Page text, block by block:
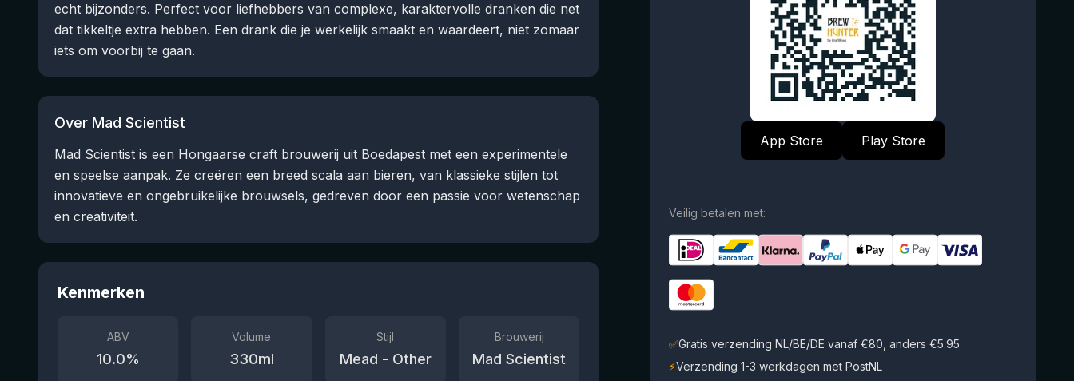
echt bijzonders. Perfect voor liefhebbers van complexe, karaktervolle dranken die net
dat tikkeltje extra hebben. Een drank die je werkelijk smaakt en waardeert, niet zomaar
iets om voorbij te gaan.
Over Mad Scientist
Mad Scientist is een Hongaarse craft brouwerij uit Boedapest met een experimentele
en speelse aanpak. Ze creëren een breed scala aan bieren, van klassieke stijlen tot
innovatieve en ongebruikelijke brouwsels, gedreven door een passie voor wetenschap
en creativiteit.
Kenmerken
ABV
10.0%
Volume
330ml
Stijl
Mead - Other
Brouwerij
Mad Scientist
App Store Play Store
Veilig betalen met:
✅Gratis verzending NL/BE/DE vanaf €80, anders €5.95
⚡Verzending 1-3 werkdagen met PostNL